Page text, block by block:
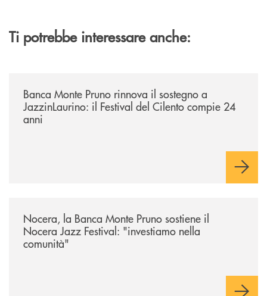
Ti potrebbe interessare anche:
Banca Monte Pruno rinnova il sostegno a
JazzinLaurino: il Festival del Cilento compie 24
anni
Nocera, la Banca Monte Pruno sostiene il
Nocera Jazz Festival: "investiamo nella
comunità"